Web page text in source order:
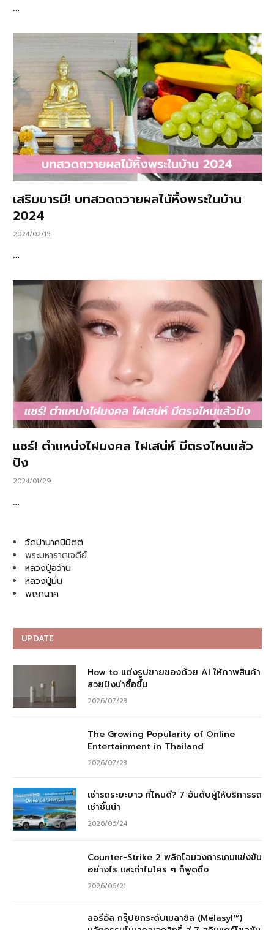
…
เสริมบารมี! บทสวดถวายผลไม้หิ้งพระในบ้าน
2024
2024/02/15
…
แชร์! ตำแหน่งไฝมงคล ไฝเสน่ห์ มีตรงไหนแล้ว
ปัง
2024/01/29
…
วัดป่านาคนิมิตต์
พระมหาธาตเจดีย์
หลวงปู่อว้าน
หลวงปู่มั่น
พญานาค
UPDATE
How to แต่งรูปขายของด้วย AI ให้ภาพสินค้า
สวยปังน่าซื้อขึ้น
2026/07/23
The Growing Popularity of Online
Entertainment in Thailand
2026/07/23
เช่ารถระยะยาว ที่ไหนดี? 7 อันดับผู้ให้บริการรถ
เช่าชั้นนำ
2026/06/24
Counter-Strike 2 พลิกโฉมวงการเกมแข่งขัน
อย่างไร และทำไมใคร ๆ ก็พูดถึง
2026/06/21
ลอรีอัล กรุ๊ปยกระดับเมลาซิล (Melasyl™)